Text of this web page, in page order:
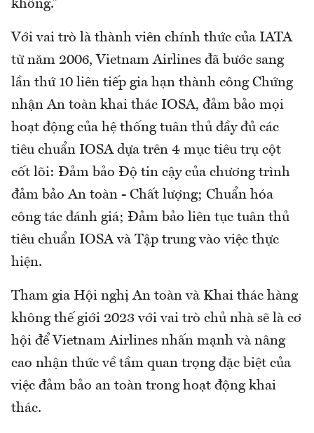
không.”
Với vai trò là thành viên chính thức của IATA
từ năm 2006, Vietnam Airlines đã bước sang
lần thứ 10 liên tiếp gia hạn thành công Chứng
nhận An toàn khai thác IOSA, đảm bảo mọi
hoạt động của hệ thống tuân thủ đầy đủ các
tiêu chuẩn IOSA dựa trên 4 mục tiêu trụ cột
cốt lõi: Đảm bảo Độ tin cậy của chương trình
đảm bảo An toàn - Chất lượng; Chuẩn hóa
công tác đánh giá; Đảm bảo liên tục tuân thủ
tiêu chuẩn IOSA và Tập trung vào việc thực
hiện.
Tham gia Hội nghị An toàn và Khai thác hàng
không thế giới 2023 với vai trò chủ nhà sẽ là cơ
hội để Vietnam Airlines nhấn mạnh và nâng
cao nhận thức về tầm quan trọng đặc biệt của
việc đảm bảo an toàn trong hoạt động khai
thác.